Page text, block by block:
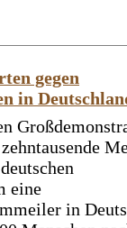
gegen
in
eine
in